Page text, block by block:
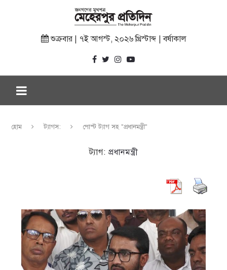
শুক্রবার | ৭ই আগস্ট, ২০২৬ খ্রিস্টাব্দ | বর্ষাকাল
হোম ট্যাগস: পোস্ট ট্যাগ সহ "প্রধানমন্ত্রী"
ট্যাগ: প্রধানমন্ত্রী